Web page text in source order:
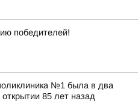
победителей!
№1 была в два
85 лет назад